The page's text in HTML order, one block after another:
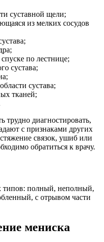
суставной щели;
из мелких сосудов
по лестнице;
сустава;
сустава;
тканей;
диагностировать,
с признаками других
связок, ушиб или
обратиться к врачу.
типов: полный, неполный,
с отрывом части
мениска